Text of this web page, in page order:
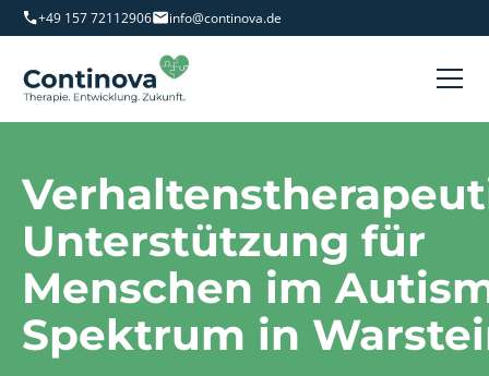
+49 157 72112906 info@continova.de
Unterstützung für
Menschen im
Spektrum in